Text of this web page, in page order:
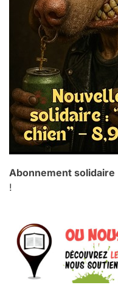
Abonnement solidaire
!